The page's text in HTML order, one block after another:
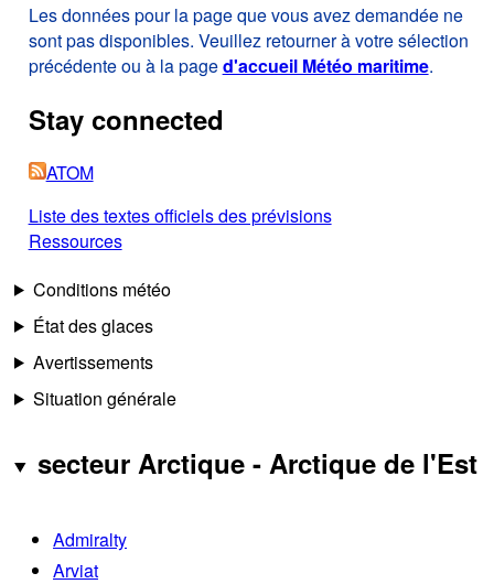
Les données pour la page que vous avez demandée ne
sont pas disponibles. Veuillez retourner à votre sélection
précédente ou à la paged'accueil Météo maritime.
Stay connected
ATOM
Liste des textes officiels des prévisions
Ressources
Conditions météo
État des glaces
Avertissements
Situation générale
secteur Arctique - Arctique de l'Est
Admiralty
Arviat